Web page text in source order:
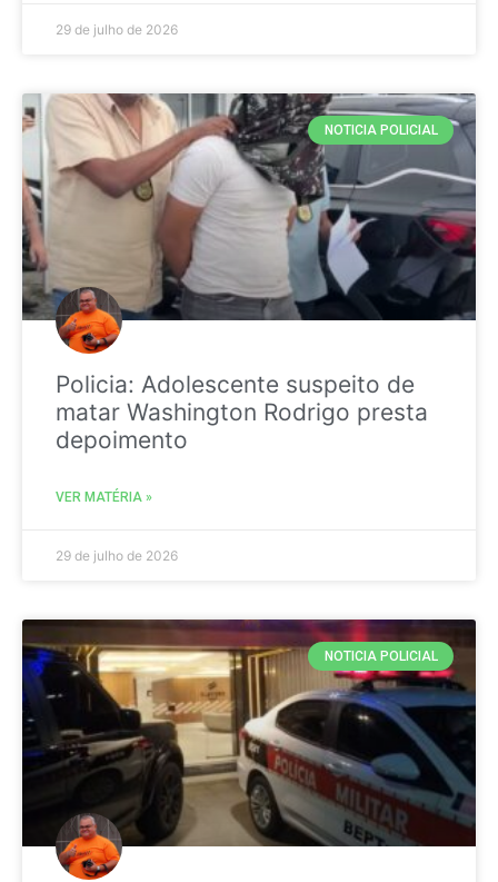
29 de julho de 2026
NOTICIA POLICIAL
Policia: Adolescente suspeito de
matar Washington Rodrigo presta
depoimento
VER MATÉRIA »
29 de julho de 2026
NOTICIA POLICIAL